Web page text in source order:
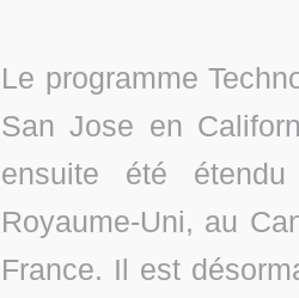
Le programme
San Jose en
ensuite été
Royaume-Uni, au
France. Il est